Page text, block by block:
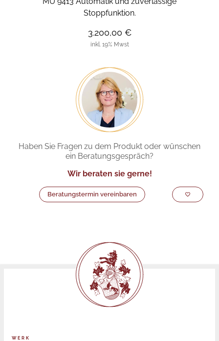
Stoppfunktion.
3.200,00 €
inkl. 19% Mwst
Haben Sie Fragen zu dem Produkt oder wünschen
ein Beratungsgespräch?
Wir beraten sie gerne!
Beratungstermin vereinbaren
WERK